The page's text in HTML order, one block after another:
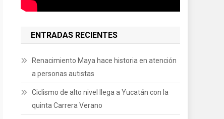
ENTRADAS RECIENTES
Renacimiento Maya hace historia en atención
a personas autistas
Ciclismo de alto nivel llega a Yucatán con la
quinta Carrera Verano